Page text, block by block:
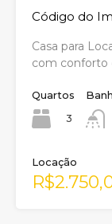
Código do
Casa para
com conforto
Quartos
3
Locação